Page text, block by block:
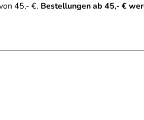
45,- €. Bestellungen ab 45,- €